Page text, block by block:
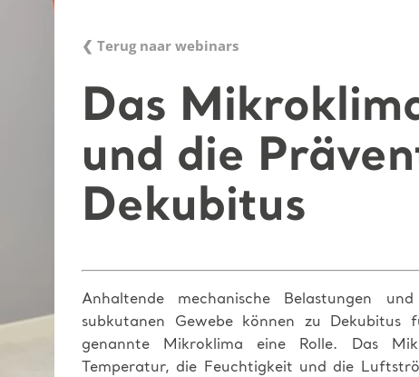
❮ Terug naar webinars
Das
und die
Dekubitus
Anhaltende mechanische Belastungen
subkutanen Gewebe können zu Dekubitus
genannte Mikroklima eine Rolle. Das
Temperatur, die Feuchtigkeit und die